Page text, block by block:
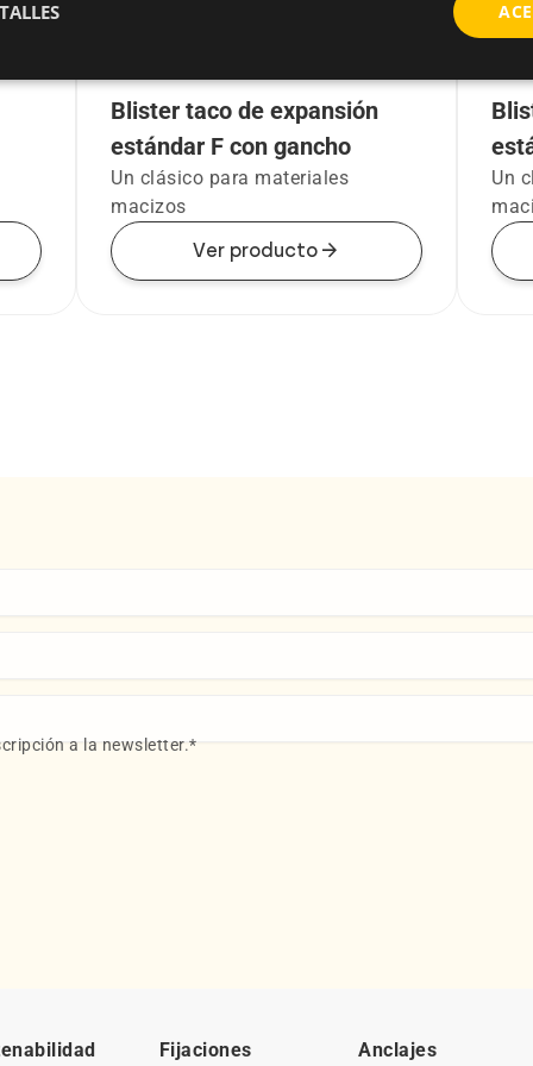
Blister taco de expansión
estándar F con gancho
Un clásico para materiales
macizos
Ver productoarrow_forward
Un
a la newsletter.*
Fijaciones Anclajes